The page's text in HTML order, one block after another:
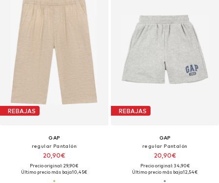
REBAJAS
GAP
regular Pantalón
20,90€
Precio original: 29,90€
Último precio más bajo:10,45€
REBAJAS
GAP
regular Pantalón
20,90€
Precio original: 34,90€
Último precio más bajo:12,54€